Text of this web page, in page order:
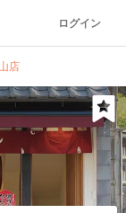
ログイン
店